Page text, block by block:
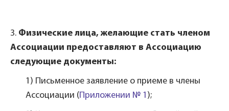
3. Физические лица, желающие стать членом
Ассоциации предоставляют в Ассоциацию
следующие документы:
1) Письменное заявление о приеме в члены
Ассоциации (Приложении № 1 );